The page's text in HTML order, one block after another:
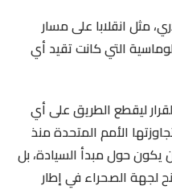
مثل انقلابا على مسار
التي كانت تقيد أي
ليقطع الطريق على أي
الأمم المتحدة منذ
يكون حول مبدأ السيادة، بل
لجهة الصحراء في إطار